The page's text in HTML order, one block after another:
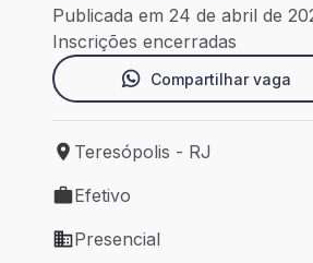
Publicada em 24 de abril de
Inscrições encerradas
Compartilhar vaga
Local de trabalho: Teresópolis -
Teresópolis - RJ
Tipo de vaga: Efetivo
Efetivo
Modelo de trabalho: Presencial
Presencial